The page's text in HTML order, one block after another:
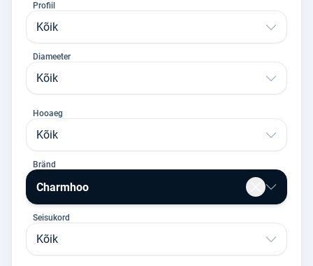
Profiil
Kõik
Diameeter
Kõik
Hooaeg
Kõik
Bränd
Charmhoo
Seisukord
Kõik